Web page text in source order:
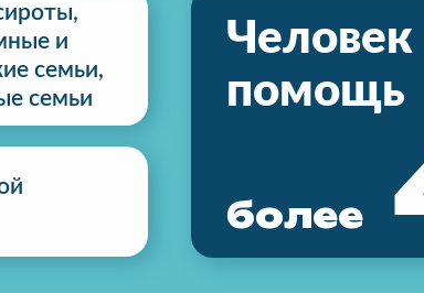
и
семьи,
семьи
более
помощь